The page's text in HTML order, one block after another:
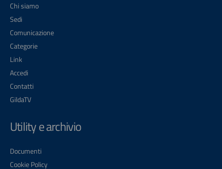
Chi siamo
Sedi
Comunicazione
Categorie
Link
Accedi
Contatti
GildaTV
Utility e archivio
Documenti
Cookie Policy